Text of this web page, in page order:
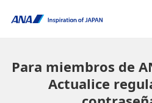
Para miembros de
Actualice